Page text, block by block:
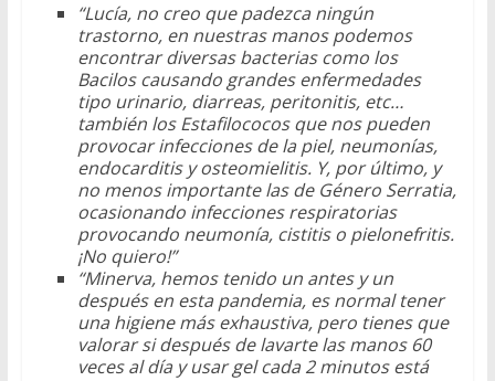
“Lucía, no creo que padezca ningún
trastorno, en nuestras manos podemos
encontrar diversas bacterias como los
Bacilos causando grandes enfermedades
tipo urinario, diarreas, peritonitis, etc…
también los Estafilococos que nos pueden
provocar infecciones de la piel, neumonías,
endocarditis y osteomielitis. Y, por último, y
no menos importante las de Género Serratia,
ocasionando infecciones respiratorias
provocando neumonía, cistitis o pielonefritis.
¡No quiero!”
“Minerva, hemos tenido un antes y un
después en esta pandemia, es normal tener
una higiene más exhaustiva, pero tienes que
valorar si después de lavarte las manos 60
veces al día y usar gel cada 2 minutos está